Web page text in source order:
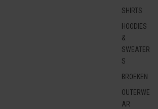
SHIRTS
HOODIES
&
SWEATER
S
BROEKEN
OUTERWE
AR